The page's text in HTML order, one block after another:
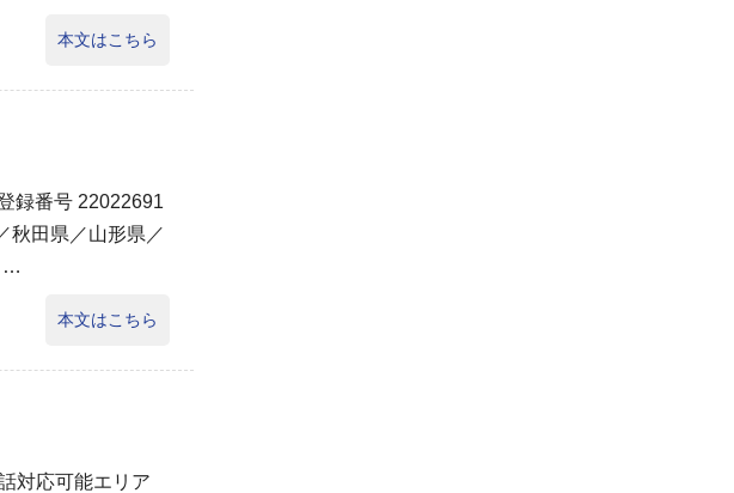
本文はこちら
録番号 22022691
秋田県／山形県／
…
本文はこちら
対応可能エリア